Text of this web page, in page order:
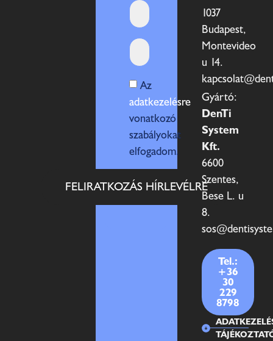
Az
adatkezelésre
vonatkozó
szabályokat
elfogadom.
FELIRATKOZÁS HÍRLEVÉLRE
1037
Budapest,
Montevideo
u 14.
Gyártó:
DenTi
System
Kft.
6600
Szentes,
Bese L. u
8.
Tel.:
+36
30
229
8798